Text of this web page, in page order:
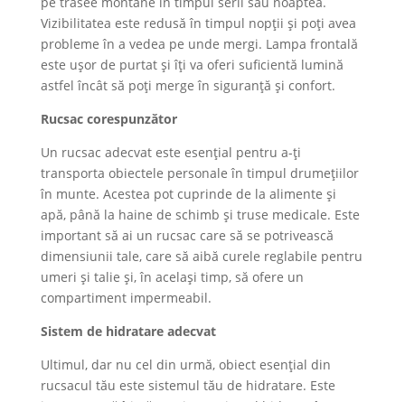
Vizibilitatea este redusă în timpul nopții și poți avea
probleme în a vedea pe unde mergi. Lampa frontală
este ușor de purtat și îți va oferi suficientă lumină
astfel încât să poți merge în siguranță și confort.
Rucsac corespunzător
Un rucsac adecvat este esențial pentru a-ți
transporta obiectele personale în timpul drumețiilor
în munte. Acestea pot cuprinde de la alimente și
apă, până la haine de schimb și truse medicale. Este
important să ai un rucsac care să se potrivească
dimensiunii tale, care să aibă curele reglabile pentru
umeri și talie și, în același timp, să ofere un
compartiment impermeabil.
Sistem de hidratare adecvat
Ultimul, dar nu cel din urmă, obiect esențial din
rucsacul tău este sistemul tău de hidratare. Este